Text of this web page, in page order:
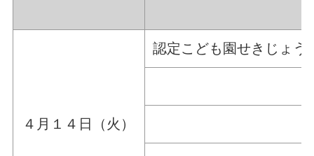
４月１４日（火）
認定こども園せきじょう